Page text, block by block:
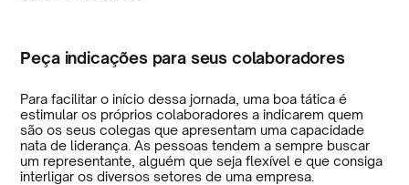
Peça indicações para seus colaboradores
Para facilitar o início dessa jornada, uma boa tática é
estimular os próprios colaboradores a indicarem quem
são os seus colegas que apresentam uma capacidade
nata de liderança. As pessoas tendem a sempre buscar
um representante, alguém que seja flexível e que consiga
interligar os diversos setores de uma empresa.